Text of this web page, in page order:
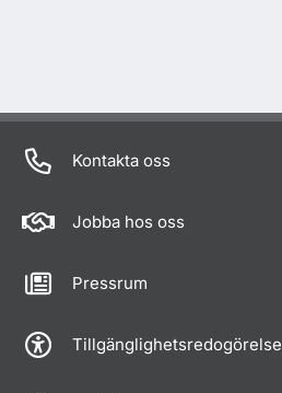
Kontakta oss
Jobba hos oss
Pressrum
Tillgänglighetsredogörelse